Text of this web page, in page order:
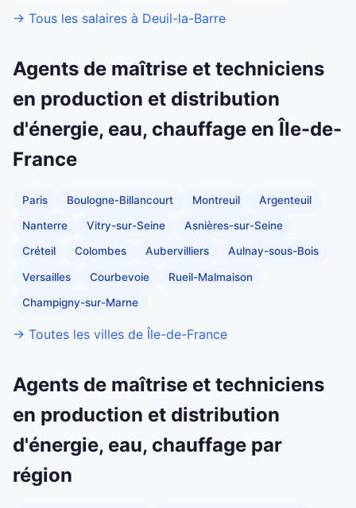
→ Tous les salaires à Deuil-la-Barre
Agents de maîtrise et techniciens
en production et distribution
d'énergie, eau, chauffage en Île-de-
France
Paris Boulogne-Billancourt Montreuil Argenteuil
Nanterre Vitry-sur-Seine Asnières-sur-Seine
Créteil Colombes Aubervilliers Aulnay-sous-Bois
Versailles Courbevoie Rueil-Malmaison
Champigny-sur-Marne
→ Toutes les villes de Île-de-France
Agents de maîtrise et techniciens
en production et distribution
d'énergie, eau, chauffage par
région